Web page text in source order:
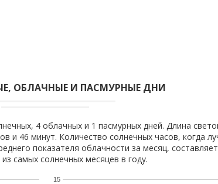
ОБЛАЧНЫЕ И ПАСМУРНЫЕ ДНИ
4 облачных и 1 пасмурных дней. Длина
и 46 минут. Количество солнечных часов, когда
показателя облачности за месяц,
самых солнечных месяцев в году.
15